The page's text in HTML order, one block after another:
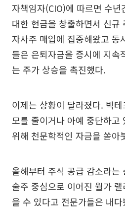
자책임자(CIO)에 따르면 수
대한 현금을 창출하면서 신규
자사주 매입에 집중해왔고 동
들은 은퇴자금을 증시에 지속
는 주가 상승을 촉진했다.
이제는 상황이 달라졌다. 빅
모를 줄이거나 아예 중단하고
위해 천문학적인 자금을 쏟아
올해부터 주식 공급 감소라는
술주 중심으로 이어진 월가
을 수 있다고 전문가들은 내